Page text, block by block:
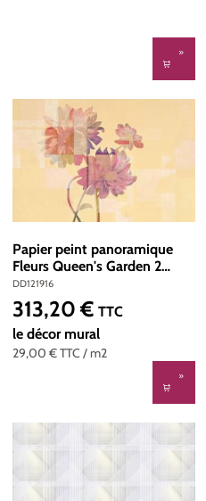
Papier peint panoramique
Fleurs Queen's Garden 2
jaune rose - Référence
DD121916 - Intissé 200g/m2
- 400 x 270 cm
DD121916
29,00 €TTC / m2
Prix régulier :
313,20 € TTC
le décor mural